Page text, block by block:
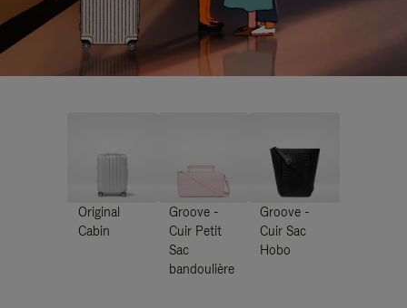
Original
Cabin
Groove -
Cuir Petit
Sac
bandoulière
Groove -
Cuir Sac
Hobo